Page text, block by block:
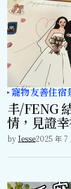
寵物友善住宿
丰/FENG
情，見證幸
byJesse2025 年 7